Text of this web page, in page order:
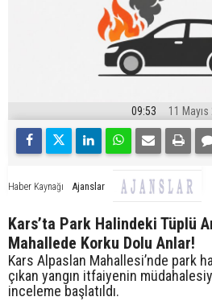
09:53 11
Haber Kaynağı Ajanslar
Kars’ta Park Halindeki Tüplü
Mahallede Korku Dolu Anlar!
Kars Alpaslan Mahallesi’nde park
çıkan yangın itfaiyenin
inceleme başlatıldı.